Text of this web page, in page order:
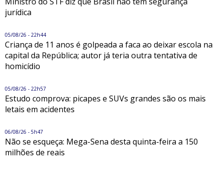
jurídica
05/08/26 - 22h44
Criança de 11 anos é golpeada a faca ao deixar escola na
capital da República; autor já teria outra tentativa de
homicídio
05/08/26 - 22h57
Estudo comprova: picapes e SUVs grandes são os mais
letais em acidentes
06/08/26 - 5h47
Não se esqueça: Mega-Sena desta quinta-feira a 150
milhões de reais